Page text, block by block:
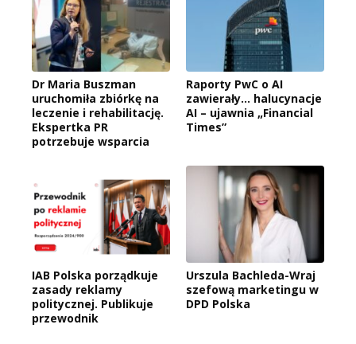
Dr Maria Buszman
uruchomiła zbiórkę na
leczenie i rehabilitację.
Ekspertka PR
potrzebuje wsparcia
Raporty PwC o AI
zawierały… halucynacje
AI – ujawnia „Financial
Times”
IAB Polska porządkuje
zasady reklamy
politycznej. Publikuje
przewodnik
Urszula Bachleda-Wraj
szefową marketingu w
DPD Polska